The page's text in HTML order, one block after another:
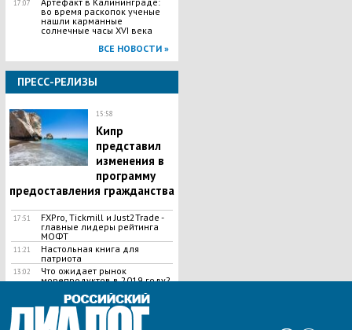
17:07
во время раскопок ученые
нашли карманные
солнечные часы XVI века
ВСЕ НОВОСТИ »
ПРЕСС-РЕЛИЗЫ
15:58
Кипр
представил
изменения в
программу
предоставления гражданства
17:51
FXPro, Tickmill и Just2Trade -
главные лидеры рейтинга
МОФТ
11:21
Настольная книга для
патриота
13:02
Что ожидает рынок
морепродуктов в 2019 году?
ВСЕ НОВОСТИ »